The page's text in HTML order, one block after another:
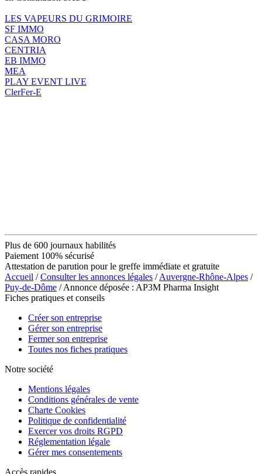
LES VAPEURS DU GRIMOIRE
SF IMMO
CASA MORO
CENTRIA
EB IMMO
MEA
PLAY EVENT LIVE
ClerFer-E
Plus de 600 journaux habilités
Paiement 100% sécurisé
Attestation de parution pour le greffe immédiate et gratuite
Accueil /Consulter les annonces légales /Auvergne-Rhône-Alpes /
Puy-de-Dôme / Annonce déposée : AP3M Pharma Insight
Fiches pratiques et conseils
Créer son entreprise
Gérer son entreprise
Fermer son entreprise
Toutes nos fiches pratiques
Notre société
Mentions légales
Conditions générales de vente
Charte Cookies
Politique de confidentialité
Exercer vos droits RGPD
Réglementation légale
Gérer mes consentements
Accès rapides